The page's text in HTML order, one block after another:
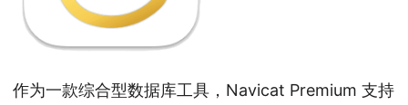
作为一款综合型数据库工具，Navicat Premium 支持